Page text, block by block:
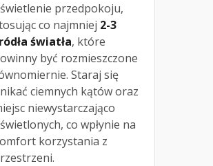
przedpokoju,
co najmniej 2-3
światła, które
być rozmieszczone
Staraj się
ciemnych kątów oraz
niewystarczająco
co wpłynie na
korzystania z